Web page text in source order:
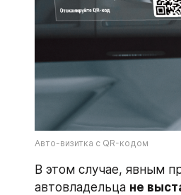
Авто-визитка с QR-кодом
В этом случае, явным
автовладельца не